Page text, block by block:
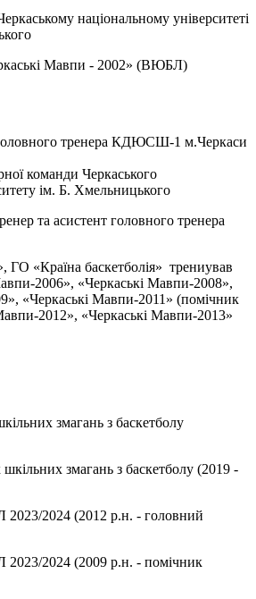
національному університеті
Мавпи - 2002» (ВЮБЛ)
тренера КДЮСШ-1 м.Черкаси
команди Черкаського
ім. Б. Хмельницького
та асистент головного тренера
ГО «Країна баскетболія» трениував
2006», «Черкаські Мавпи-2008»,
«Черкаські Мавпи-2011» (помічник
2012», «Черкаські Мавпи-2013»
змагань з баскетболу
змагань з баскетболу (2019 -
2024 (2012 р.н. - головний
2024 (2009 р.н. - помічник